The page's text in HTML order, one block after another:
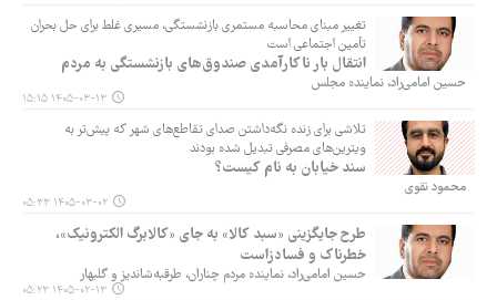
تغییر مبنای محاسبه مستمری بازنشستگی، مسیری غلط برای حل بحران
تأمین اجتماعی است
انتقال بار ناکارآمدی صندوق‌های بازنشستگی به مردم
حسین امامی‌راد، نماینده مجلس
۱۴۰۵-۰۳-۱۳ ۱۵:۱۵
تلاشی برای زنده نگه‌داشتن صدای تقاطع‌های شهر که پیش‌تر به
ویترین‌های مصرفی تبدیل شده بودند
سند خیابان به نام کیست؟
محمود نقوی
۱۴۰۵-۰۳-۰۲ ۰۵:۳۳
طرح جایگزینی «سبد کالا» به جای «کالابرگ الکترونیک»،
خطرناک و فسادزاست
حسین امامی‌راد، نماینده مردم چناران، طرقبه‌شاندیز و گلبهار
۱۴۰۵-۰۲-۱۳ ۰۵:۲۳